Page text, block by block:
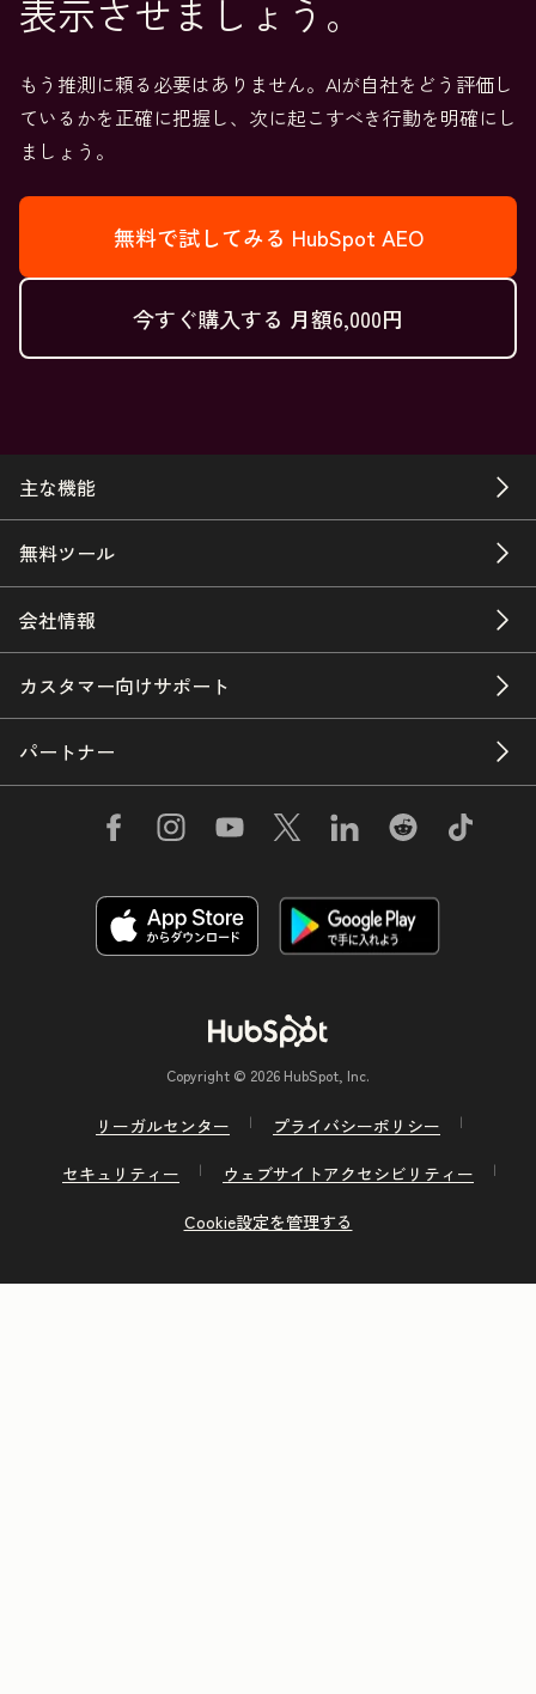
表示させましょう。
もう推測に頼る必要はありません。AIが自社をどう評価し
ているかを正確に把握し、次に起こすべき行動を明確にし
ましょう。
無料で試してみる HubSpot AEO
今すぐ購入する 月額6,000円
主な機能
無料ツール
会社情報
カスタマー向けサポート
パートナー
Copyright © 2026 HubSpot, Inc.
リーガルセンター
プライバシーポリシー
セキュリティー
ウェブサイトアクセシビリティー
Cookie設定を管理する